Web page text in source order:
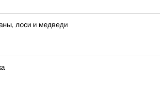
лоси и медведи